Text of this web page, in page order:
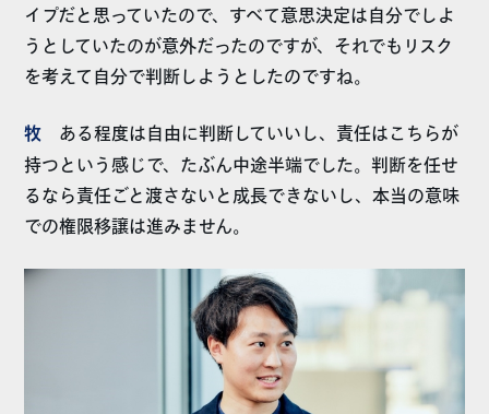
イプだと思っていたので、すべて意思決定は自分でしよ
うとしていたのが意外だったのですが、それでもリスク
を考えて自分で判断しようとしたのですね。
牧 ある程度は自由に判断していいし、責任はこちらが
持つという感じで、たぶん中途半端でした。判断を任せ
るなら責任ごと渡さないと成長できないし、本当の意味
での権限移譲は進みません。